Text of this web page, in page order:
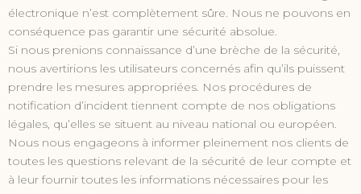
électronique n’est complètement sûre. Nous ne pouvons en
conséquence pas garantir une sécurité absolue.
Si nous prenions connaissance d’une brèche de la sécurité,
nous avertirions les utilisateurs concernés afin qu’ils puissent
prendre les mesures appropriées. Nos procédures de
notification d’incident tiennent compte de nos obligations
légales, qu’elles se situent au niveau national ou européen.
Nous nous engageons à informer pleinement nos clients de
toutes les questions relevant de la sécurité de leur compte et
à leur fournir toutes les informations nécessaires pour les